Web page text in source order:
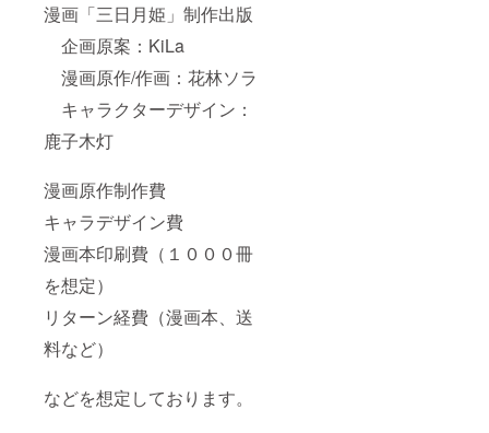
漫画「三日月姫」制作出版
企画原案：KiLa
漫画原作/作画：花林ソラ
キャラクターデザイン：
鹿子木灯
漫画原作制作費
キャラデザイン費
漫画本印刷費（１０００冊
を想定）
リターン経費（漫画本、送
料など）
などを想定しております。